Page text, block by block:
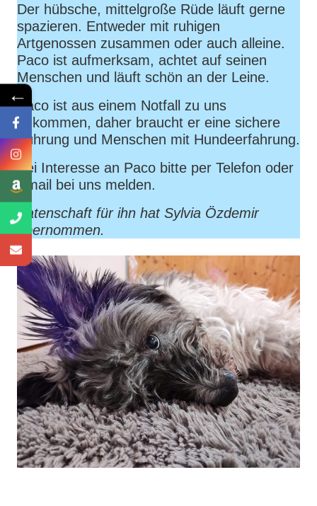
Der hübsche, mittelgroße Rüde läuft gerne
spazieren. Entweder mit ruhigen
Artgenossen zusammen oder auch alleine.
Paco ist aufmerksam, achtet auf seinen
Menschen und läuft schön an der Leine.
Paco ist aus einem Notfall zu uns
gekommen, daher braucht er eine sichere
Führung und Menschen mit Hundeerfahrung.
Bei Interesse an Paco bitte per Telefon oder
Email bei uns melden.
Patenschaft für ihn hat Sylvia Özdemir
übernommen.
←